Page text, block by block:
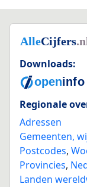
Downloads:
Regionale
Adressen
Gemeenten,
Postcodes,
Provincies,
Landen